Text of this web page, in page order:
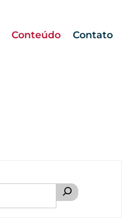
Conteúdo Contato